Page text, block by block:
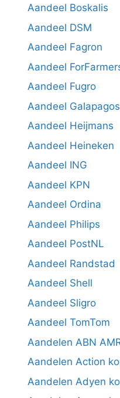
Aandeel Boskalis
Aandeel DSM
Aandeel Fagron
Aandeel
Aandeel Fugro
Aandeel Galapagos
Aandeel Heijmans
Aandeel Heineken
Aandeel ING
Aandeel KPN
Aandeel Ordina
Aandeel Philips
Aandeel PostNL
Aandeel Randstad
Aandeel Shell
Aandeel Sligro
Aandeel TomTom
Aandelen ABN
Aandelen Action
Aandelen Adyen